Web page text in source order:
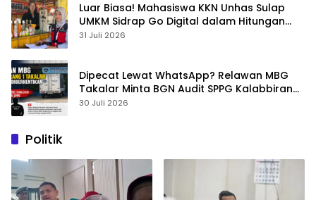
Luar Biasa! Mahasiswa KKN Unhas Sulap
UMKM Sidrap Go Digital dalam Hitungan
Hari
31 Juli 2026
Dipecat Lewat WhatsApp? Relawan MBG
Takalar Minta BGN Audit SPPG Kalabbirang
1
30 Juli 2026
Politik